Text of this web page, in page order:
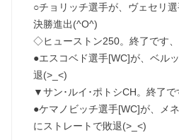
○チョリッチ選手が、ヴェセリ
決勝進出(^O^)
◇ヒューストン250。終了です、
●エスコベド選手[WC]が、ベル
退(>_<)
▼サン･ルイ･ポトシCH。終了で
●ケマノビッチ選手[WC]が、メ
にストレートで敗退(>_<)